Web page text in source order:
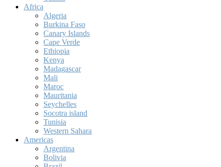
Africa
Algeria
Burkina Faso
Canary Islands
Cape Verde
Ethiopia
Kenya
Madagascar
Mali
Maroc
Mauritania
Seychelles
Socotra island
Tunisia
Western Sahara
Americas
Argentina
Bolivia